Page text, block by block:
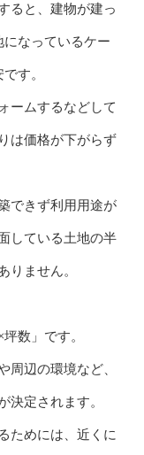
ると、建物が建っ
なっているケー
す。
ームするなどして
は価格が下がらず
できず利用用途が
している土地の半
りません。
数」です。
周辺の環境など、
決定されます。
ためには、近くに